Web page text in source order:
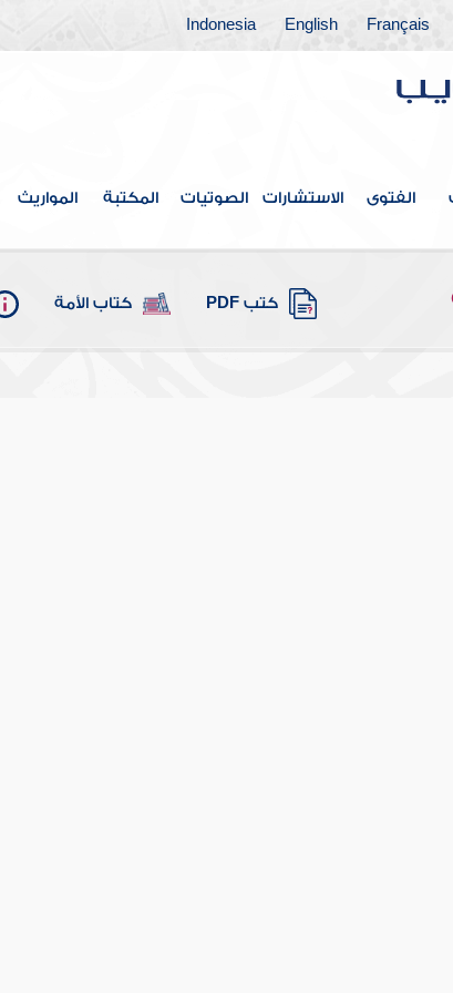
Français
English
Indonesia
الفتوى الاستشارات الصوتيات المكتبة المواريث
كتب PDF كتاب الأمة